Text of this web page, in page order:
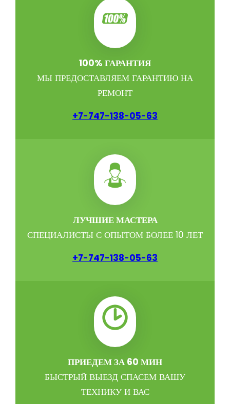
100% ГАРАНТИЯ
МЫ ПРЕДОСТАВЛЯЕМ ГАРАНТИЮ НА
РЕМОНТ
+7-747-138-05-63
ЛУЧШИЕ МАСТЕРА
СПЕЦИАЛИСТЫ С ОПЫТОМ БОЛЕЕ 10 ЛЕТ
+7-747-138-05-63
ПРИЕДЕМ ЗА 60 МИН
БЫСТРЫЙ ВЫЕЗД СПАСЕМ ВАШУ
ТЕХНИКУ И ВАС